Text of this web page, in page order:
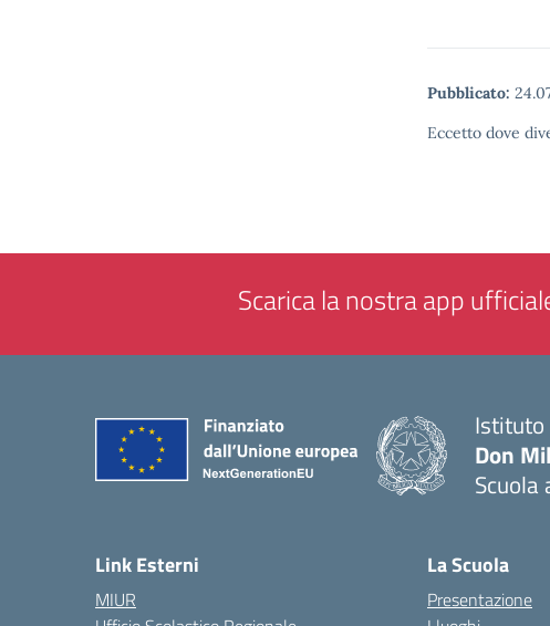
Pubblicato:
Eccetto dove
Scarica la nostra app
Istituto
Don
Link Esterni
MIUR
La Scuola
Presentazione